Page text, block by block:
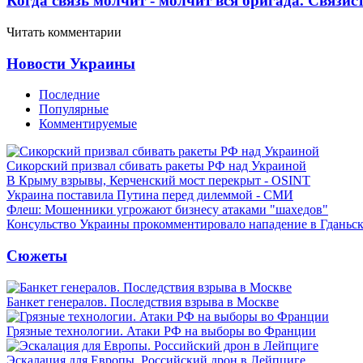
Читать комментарии
Новости Украины
Последние
Популярные
Комментируемые
Сикорский призвал сбивать ракеты РФ над Украиной
В Крыму взрывы, Керченский мост перекрыт - OSINT
Украина поставила Путина перед дилеммой - СМИ
Флеш: Мошенники угрожают бизнесу атаками "шахедов"
Консульство Украины прокомментировало нападение в
Сюжеты
Банкет генералов. Последствия взрыва в Москве
Грязные технологии. Атаки РФ на выборы во Франции
Эскалация для Европы. Российский дрон в Лейпциге